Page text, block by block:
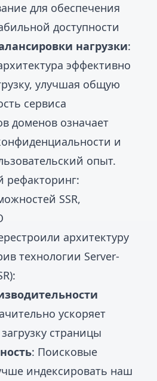
для обеспечения
доступности
нагрузки:
эффективно
улучшая общую
сервиса
доменов означает
и
опыт.
рефакторинг:
SSR,
архитектуру
технологии Server-
ускоряет
страницы
: Поисковые
индексировать наш